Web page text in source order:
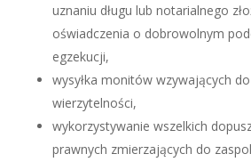
uznaniu długu lub notarialnego
oświadczenia o dobrowolnym
egzekucji,
wysyłka monitów wzywających do
wierzytelności,
wykorzystywanie wszelkich
prawnych zmierzających do